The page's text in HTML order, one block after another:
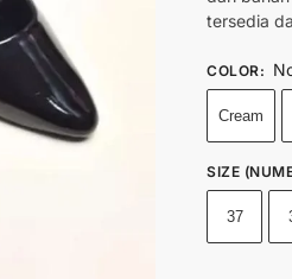
tersedia
COLOR:
Cream
SIZE
37